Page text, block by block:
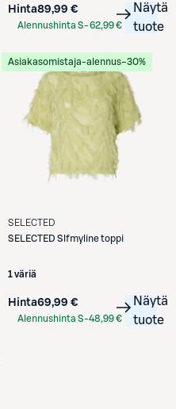
Hinta89,99 €
Alennushinta S-62,99 €
Näytä
tuote
Asiakasomistaja-alennus−30%
SELECTED
SELECTED Slfmyline toppi
1 väriä
Hinta69,99 €
Alennushinta S-48,99 €
Näytä
tuote